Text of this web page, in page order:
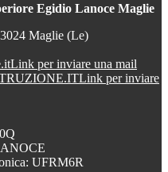
Egidio Lanoce Maglie
Maglie (Le)
Link per inviare una mail
Link per inviare
UFRM6R